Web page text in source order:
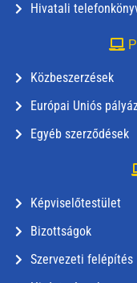
Hivatali
Közbeszerzések
Európai Uniós
Egyéb szerződések
Képviselőtestület
Bizottságok
Szervezeti felépítés